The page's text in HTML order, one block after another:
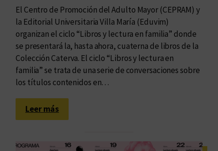
a
n
r
a
s
c
d
e
C
e
l
i
n
a
M
El Centro de Promoción del Adulto Mayor (CEPRAM) y
la Editorial Universitaria Villa María (Eduvim)
organizan el ciclo “Libros y lectura en familia” donde
se presentará la, hasta ahora, cuaterna de libros de la
Colección Caterva. El ciclo “Libros y lectura en
familia” se trata de una serie de conversaciones sobre
los títulos contenidos en…
Leer más:
C